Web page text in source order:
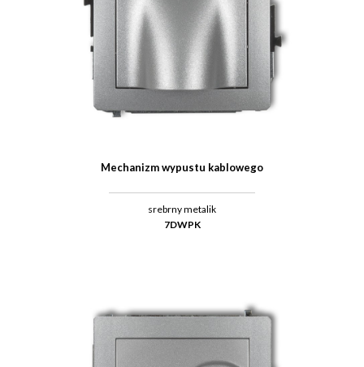
Mechanizm wypustu kablowego
srebrny metalik
7DWPK